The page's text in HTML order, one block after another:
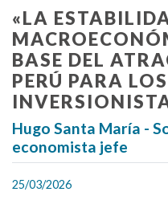
«LA
BASE DEL
PERÚ PARA LOS
Hugo Santa María -
economista jefe
25/03/2026